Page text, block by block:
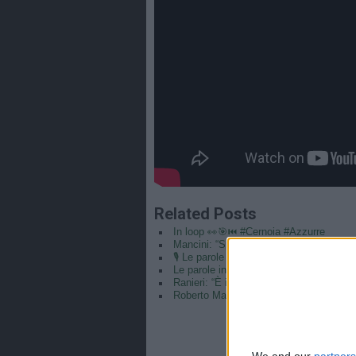
Related Posts
In loop 👀🎯⏮️ #Cernoia #Azzurre
Mancini: “Spero di vincere ancora e di
🎙️ Le parole del Ct Roberto Mancini 🇮🇹
Le parole in conferenza di Claudio
Ranieri: “È il coronamento della mia
Roberto Mancini CT e Claudio Ranieri